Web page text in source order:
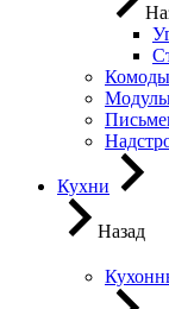
Комоды
Кухни
Назад